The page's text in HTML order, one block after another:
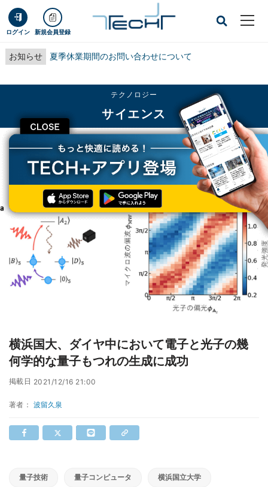
ログイン 新規会員登録
お知らせ 夏季休業期間のお問い合わせについて
CLOSE
テクノロジー
サイエンス
TECH+ テクノロジー
サイエンス
横浜国大、ダイヤ中において電子と光子の幾何学的な量子もつれの生成に成功
横浜国大、ダイヤ中において電子と光子の幾
何学的な量子もつれの生成に成功
掲載日 2021/12/16 21:00
著者： 波留久泉
量子技術 量子コンピュータ 横浜国立大学